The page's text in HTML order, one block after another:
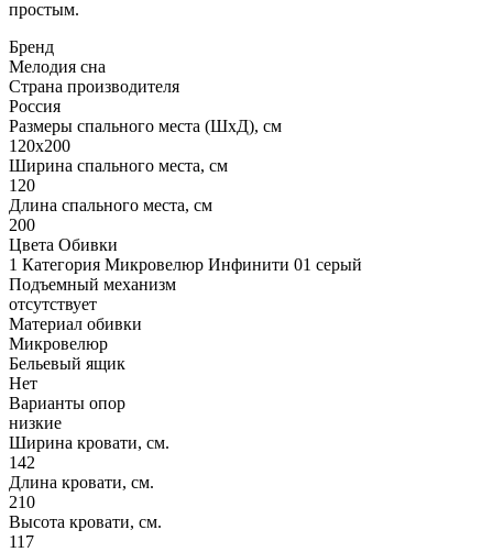
простым.
Бренд
Мелодия сна
Страна производителя
Россия
Размеры спального места (ШхД), см
120х200
Ширина спального места, см
120
Длина спального места, см
200
Цвета Обивки
1 Категория Микровелюр Инфинити 01 серый
Подъемный механизм
отсутствует
Материал обивки
Микровелюр
Бельевый ящик
Нет
Варианты опор
низкие
Ширина кровати, см.
142
Длина кровати, см.
210
Высота кровати, см.
117